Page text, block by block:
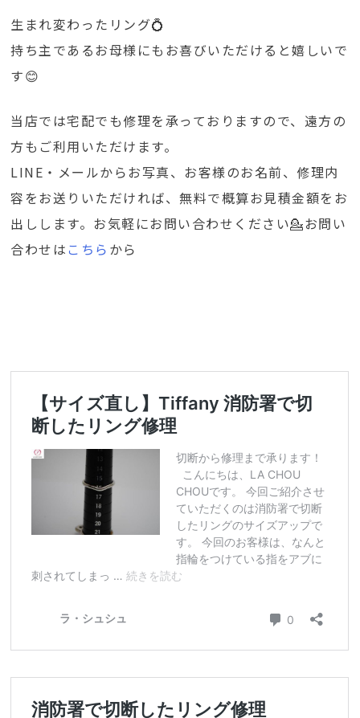
生まれ変わったリング💍
持ち主であるお母様にもお喜びいただけると嬉しいで
す😊
当店では宅配でも修理を承っておりますので、遠方の
方もご利用いただけます。
LINE・メールからお写真、お客様のお名前、修理内
容をお送りいただければ、無料で概算お見積金額をお
出しします。お気軽にお問い合わせください💁お問い
合わせは こちら から